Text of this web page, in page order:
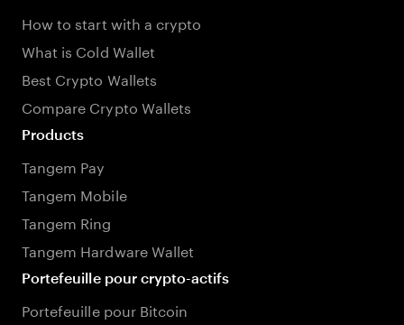
How to start with a crypto
What is Cold Wallet
Best Crypto Wallets
Compare Crypto Wallets
Products
Tangem Pay
Tangem Mobile
Tangem Ring
Tangem Hardware Wallet
Portefeuille pour crypto-actifs
Portefeuille pour Bitcoin